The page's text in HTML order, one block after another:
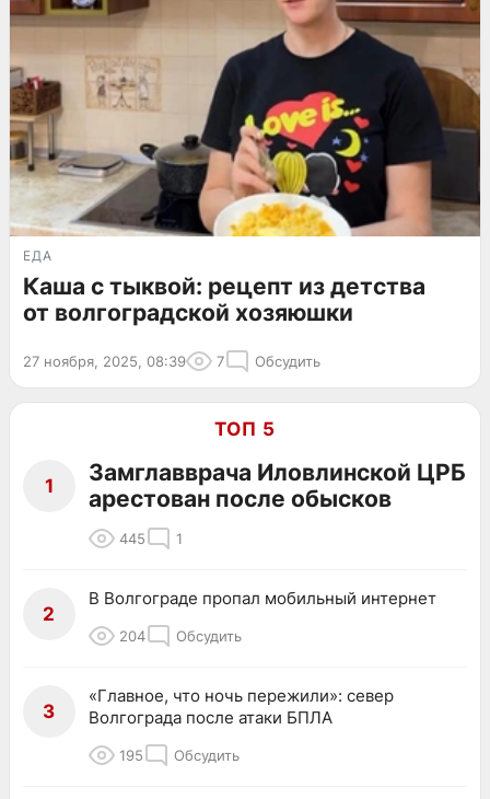
ЕДА
Каша с тыквой: рецепт из детства
от волгоградской хозяюшки
27 ноября, 2025, 08:39 7 Обсудить
ТОП 5
1
Замглавврача Иловлинской ЦРБ
арестован после обысков
445 1
2
В Волгограде пропал мобильный интернет
204 Обсудить
3
«Главное, что ночь пережили»: север
Волгограда после атаки БПЛА
195 Обсудить